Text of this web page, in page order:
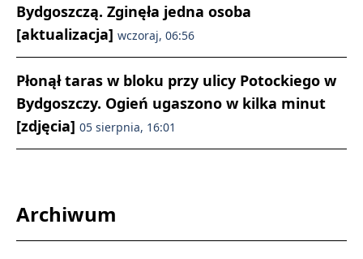
Bydgoszczą. Zginęła jedna osoba
[aktualizacja] wczoraj, 06:56
Płonął taras w bloku przy ulicy Potockiego w
Bydgoszczy. Ogień ugaszono w kilka minut
[zdjęcia] 05 sierpnia, 16:01
Archiwum